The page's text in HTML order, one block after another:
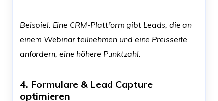
Beispiel: Eine CRM-Plattform gibt Leads, die an
einem Webinar teilnehmen und eine Preisseite
anfordern, eine höhere Punktzahl.
4. Formulare & Lead Capture
optimieren